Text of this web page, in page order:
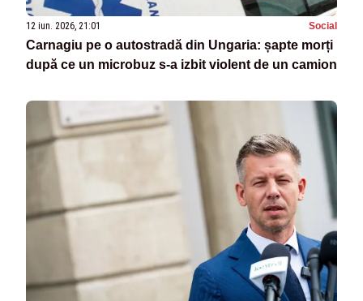
12 iun. 2026, 21:01 Social
Carnagiu pe o autostradă din Ungaria: șapte morți
după ce un microbuz s-a izbit violent de un camion